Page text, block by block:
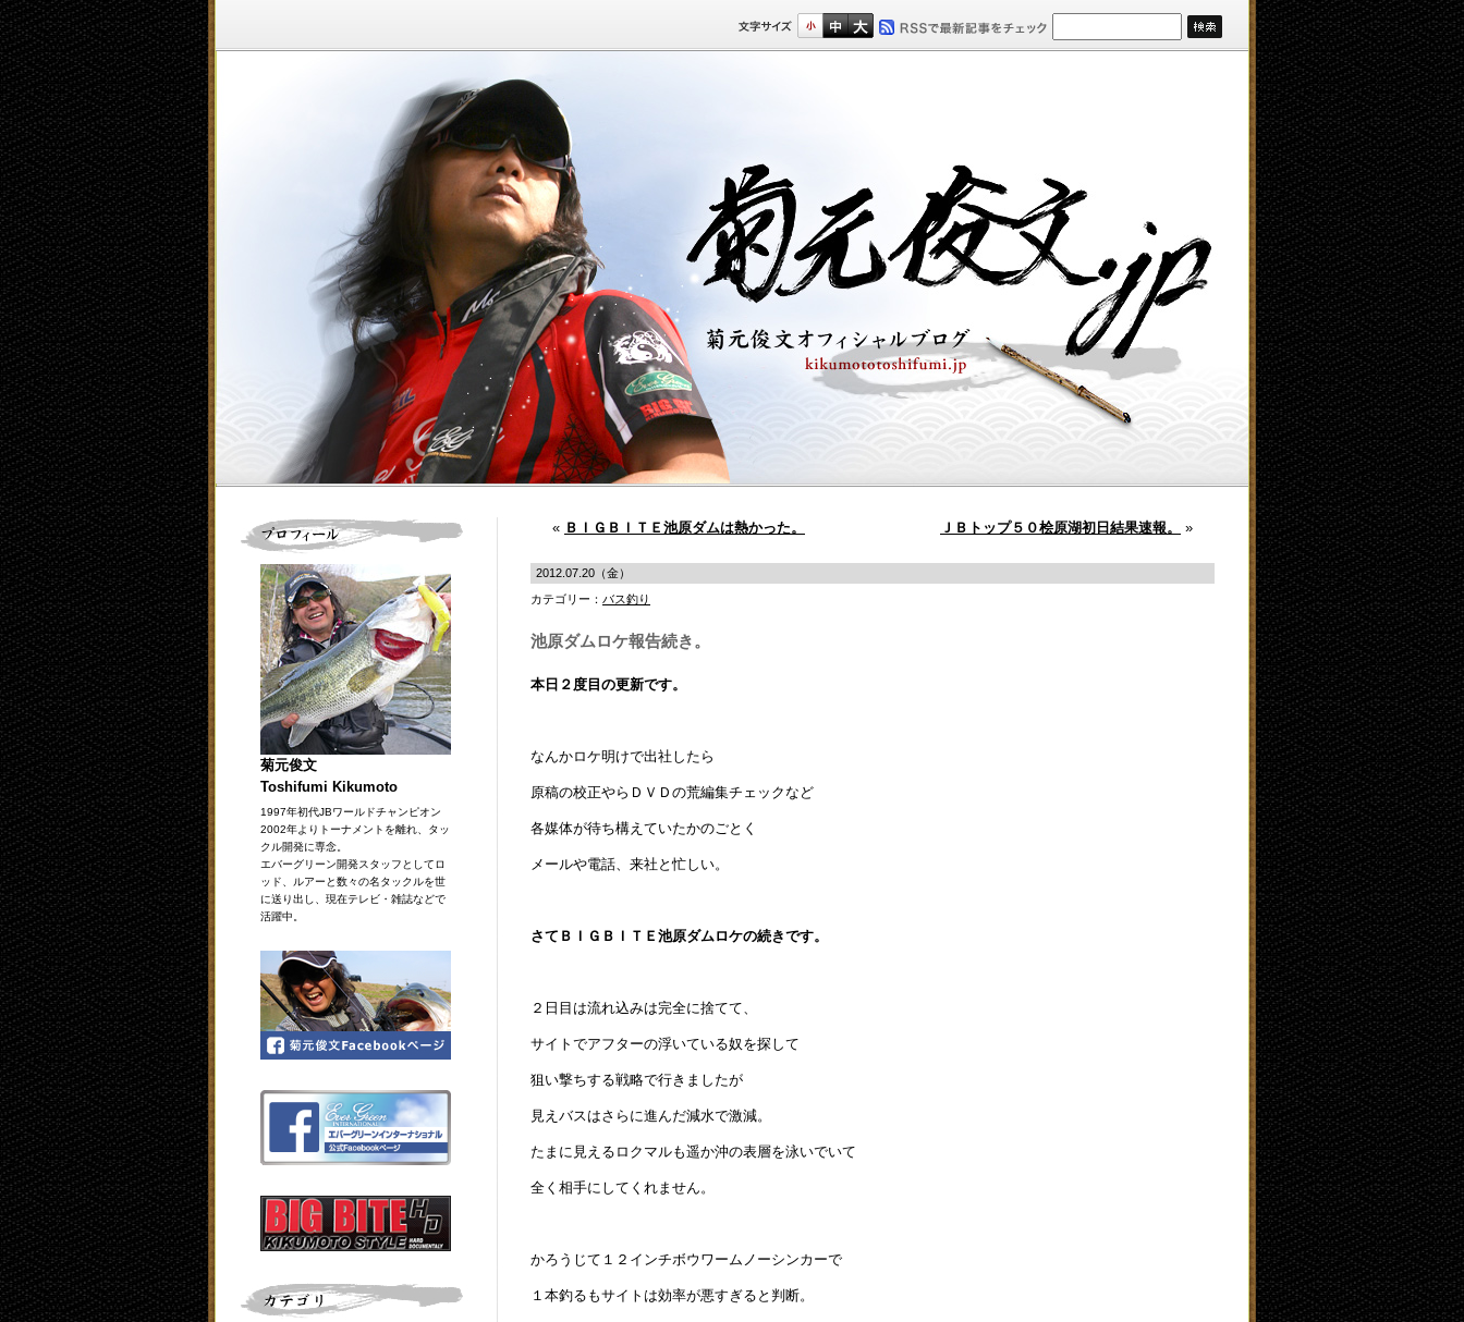
菊元俊文
Toshifumi Kikumoto
1997年初代JBワールドチャンピオン
2002年よりトーナメントを離れ、タッ
クル開発に専念。
エバーグリーン開発スタッフとしてロ
ッド、ルアーと数々の名タックルを世
に送り出し、現在テレビ・雑誌などで
活躍中。
« ＢＩＧＢＩＴＥ池原ダムは熱かった。 ＪＢトップ５０桧原湖初日結果速報。 »
2012.07.20（金）
カテゴリー： バス釣り
池原ダムロケ報告続き。
本日２度目の更新です。
なんかロケ明けで出社したら
原稿の校正やらＤＶＤの荒編集チェックなど
各媒体が待ち構えていたかのごとく
メールや電話、来社と忙しい。
さてＢＩＧＢＩＴＥ池原ダムロケの続きです。
２日目は流れ込みは完全に捨てて、
サイトでアフターの浮いている奴を探して
狙い撃ちする戦略で行きましたが
見えバスはさらに進んだ減水で激減。
たまに見えるロクマルも遥か沖の表層を泳いでいて
全く相手にしてくれません。
かろうじて１２インチボウワームノーシンカーで
１本釣るもサイトは効率が悪すぎると判断。